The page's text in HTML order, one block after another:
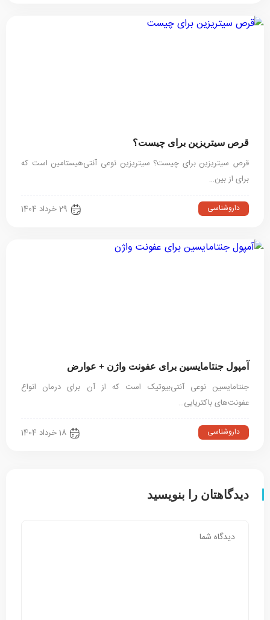
قرص سیتریزین برای چیست؟
قرص سیتریزین برای چیست؟ سیتریزین نوعی آنتی‌هیستامین‌ است که
برای از بین…
داروشناسی 29 خرداد 1404
آمپول جنتامایسین برای عفونت واژن + عوارض
جنتامایسین نوعی آنتی‌بیوتیک است که از آن برای درمان انواع
عفونت‌های باکتریایی…
داروشناسی 18 خرداد 1404
دیدگاهتان را بنویسید